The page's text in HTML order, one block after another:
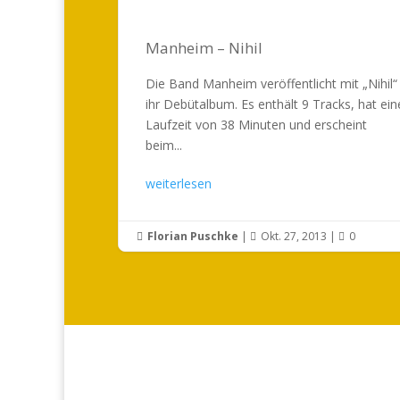
Manheim – Nihil
Die Band Manheim veröffentlicht mit „Nihil“
ihr Debütalbum. Es enthält 9 Tracks, hat
Laufzeit von 38 Minuten und erscheint
beim...
weiterlesen
 Florian Puschke |  Okt. 27, 2013 |  0